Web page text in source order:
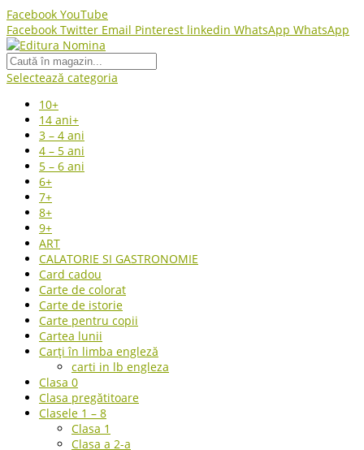
Facebook YouTube
Facebook Twitter Email Pinterest linkedin WhatsApp WhatsApp
Selectează categoria
10+
14 ani+
3 – 4 ani
4 – 5 ani
5 – 6 ani
6+
7+
8+
9+
ART
CALATORIE SI GASTRONOMIE
Card cadou
Carte de colorat
Carte de istorie
Carte pentru copii
Cartea lunii
Carți în limba engleză
carti in lb engleza
Clasa 0
Clasa pregătitoare
Clasele 1 – 8
Clasa 1
Clasa a 2-a